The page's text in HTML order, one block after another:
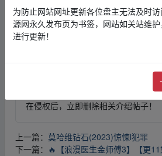
介绍展示帖子，本站不存储任何实质
2，本文内容仅代表作者本人观点，
者文责自负。
3，本文内所有链接指向的云盘网盘资
4，如您认为本站任何介绍帖侵犯了
进行投诉，我们将在确认
在侵权后，立即删除相关介绍帖子！
上一篇： 莫哈维钻石(2023)惊悚l犯罪
下一篇： 🔥【浪漫医生金师傅3】【更
为防止网站网址更新各位盘主无法及时
源网永久发布页为书签，网站如关站维
进行更新！